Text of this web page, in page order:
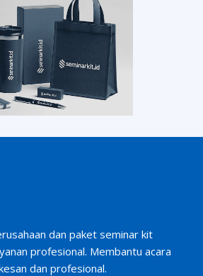
dan paket seminar kit
profesional. Membantu acara
dan profesional.